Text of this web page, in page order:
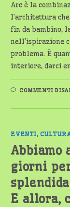
Arc è la
l’architettura
fin da bambino,
nell’ispirazione
problema. È
interiore, darci
COMMENTI
EVENTI,
Abbiamo
giorni
E allora,